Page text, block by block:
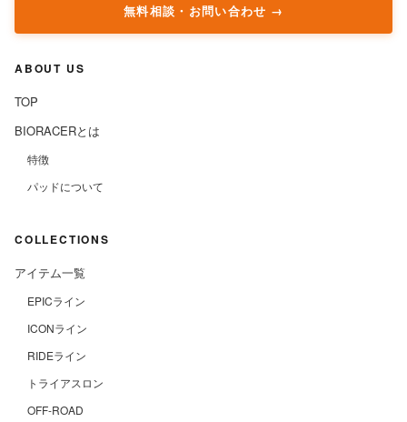
無料相談・お問い合わせ
ABOUT US
TOP
BIORACERとは
特徴
パッドについて
COLLECTIONS
アイテム一覧
EPICライン
ICONライン
RIDEライン
トライアスロン
OFF-ROAD